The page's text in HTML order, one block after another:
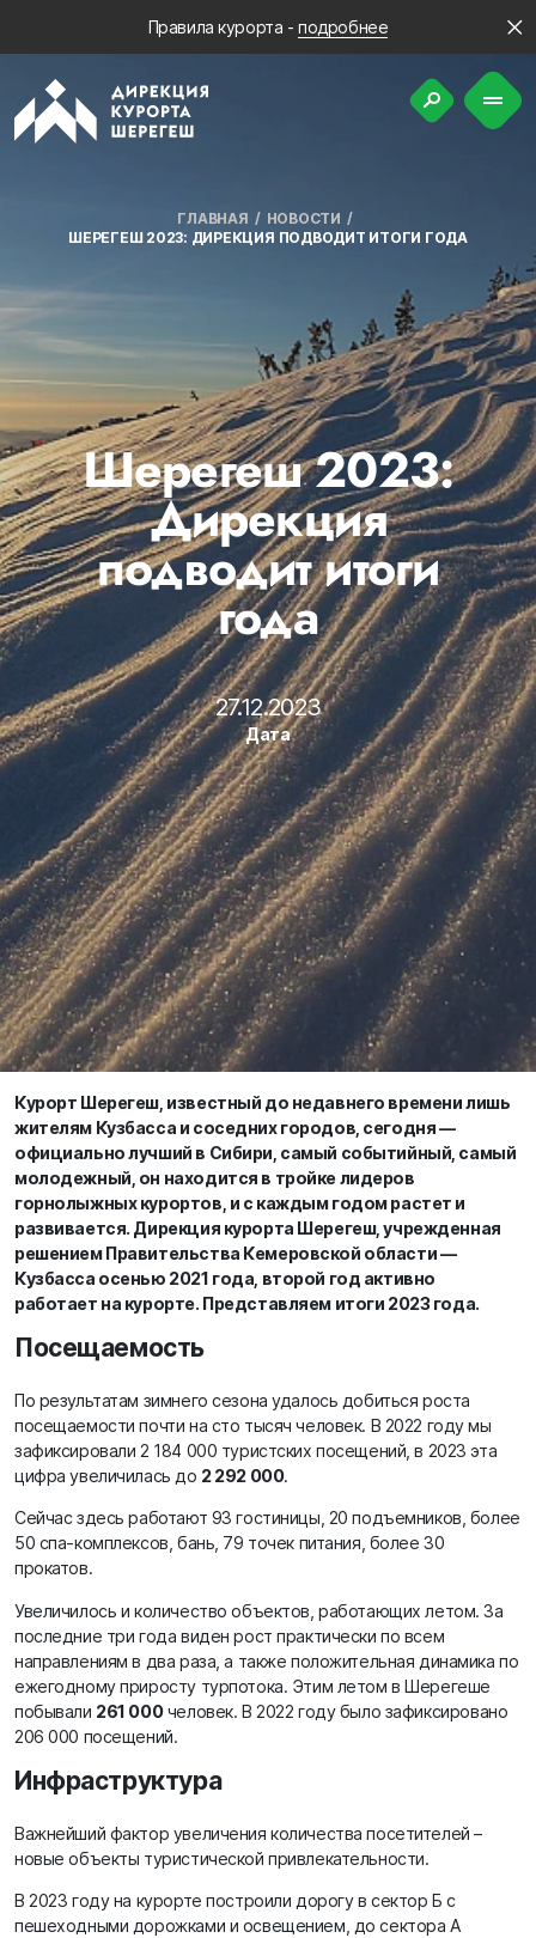
Правила курорта -подробнее
ГЛАВНАЯ
НОВОСТИ
ШЕРЕГЕШ 2023: ДИРЕКЦИЯ ПОДВОДИТ ИТОГИ ГОДА
Шерегеш 2023:
Дирекция
подводит итоги
года
27.12.2023
Дата
Курорт Шерегеш, известный до недавнего времени лишь
жителям Кузбасса и соседних городов, сегодня —
официально лучший в Сибири, самый событийный, самый
молодежный, он находится в тройке лидеров
горнолыжных курортов, и с каждым годом растет и
развивается. Дирекция курорта Шерегеш, учрежденная
решением Правительства Кемеровской области —
Кузбасса осенью 2021 года, второй год активно
работает на курорте. Представляем итоги 2023 года.
Посещаемость
По результатам зимнего сезона удалось добиться роста
посещаемости почти на сто тысяч человек. В 2022 году мы
зафиксировали 2 184 000 туристских посещений, в 2023 эта
цифра увеличилась до 2 292 000.
Сейчас здесь работают 93 гостиницы, 20 подъемников, более
50 спа-комплексов, бань, 79 точек питания, более 30
прокатов.
Увеличилось и количество объектов, работающих летом. За
последние три года виден рост практически по всем
направлениям в два раза, а также положительная динамика по
ежегодному приросту турпотока. Этим летом в Шерегеше
побывали 261 000человек. В 2022 году было зафиксировано
206 000 посещений.
Инфраструктура
Важнейший фактор увеличения количества посетителей –
новые объекты туристической привлекательности.
В 2023 году на курорте построили дорогу в сектор Б с
пешеходными дорожками и освещением, до сектора А